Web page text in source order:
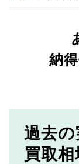
納
過去の
買取